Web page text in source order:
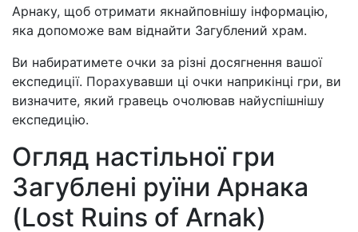
Арнаку, щоб отримати якнайповнішу інформацію,
яка допоможе вам віднайти Загублений храм.
Ви набиратимете очки за різні досягнення вашої
експедиції. Порахувавши ці очки наприкінці гри, ви
визначите, який гравець очолював найуспішнішу
експедицію.
Огляд настільної гри
Загублені руїни Арнака
(Lost Ruins of Arnak)